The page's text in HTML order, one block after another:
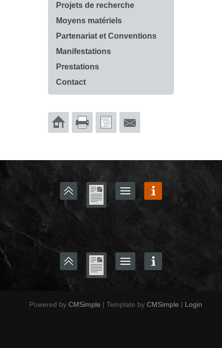
Projets de recherche
Moyens matériels
Partenariat et Conventions
Manifestations
Prestations
Contact
Powered by CMSimple | Template by CMSimple | Login